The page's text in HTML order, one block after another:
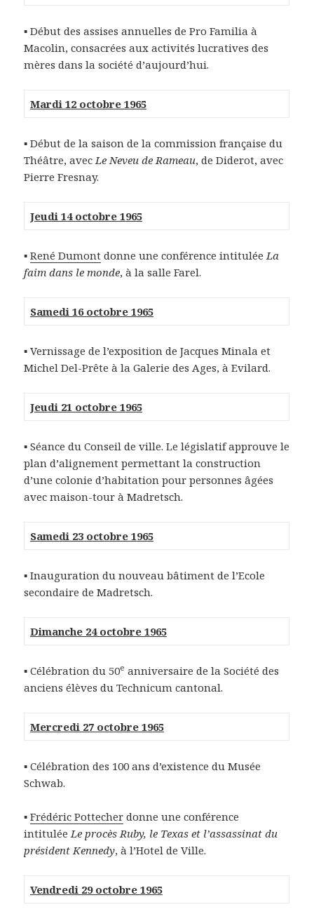
▪ Début des assises annuelles de Pro Familia à
Macolin, consacrées aux activités lucratives des
mères dans la société d’aujourd’hui.
Mardi 12 octobre 1965
▪ Début de la saison de la commission française du
Théâtre, avecLe Neveu de Rameau, de Diderot, avec
Pierre Fresnay.
Jeudi 14 octobre 1965
▪René Dumont donne une conférence intituléeLa
faim dans le monde, à la salle Farel.
Samedi 16 octobre 1965
▪ Vernissage de l’exposition de Jacques Minala et
Michel Del-Prête à la Galerie des Ages, à Evilard.
Jeudi 21 octobre 1965
▪ Séance du Conseil de ville. Le législatif approuve le
plan d’alignement permettant la construction
d’une colonie d’habitation pour personnes âgées
avec maison-tour à Madretsch.
Samedi 23 octobre 1965
▪ Inauguration du nouveau bâtiment de l’Ecole
secondaire de Madretsch.
Dimanche 24 octobre 1965
▪ Célébration du 50e anniversaire de la Société des
anciens élèves du Technicum cantonal.
Mercredi 27 octobre 1965
▪ Célébration des 100 ans d’existence du Musée
Schwab.
▪Frédéric Pottecher donne une conférence
intituléeLe procès Ruby, le Texas et l’assassinat du
président Kennedy, à l’Hotel de Ville.
Vendredi 29 octobre 1965